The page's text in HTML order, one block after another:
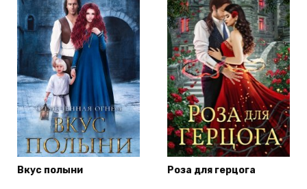
Вкус полыни Роза для герцога